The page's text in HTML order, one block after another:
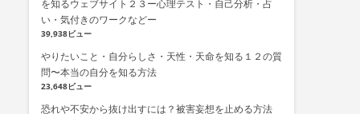
を知るウェブサイト２３ー心理テスト・自己分析・占
い・気付きのワークなどー
39,938ビュー
やりたいこと・自分らしさ・天性・天命を知る１２の質
問〜本当の自分を知る方法
23,648ビュー
恐れや不安から抜け出すには？被害妄想を止める方法